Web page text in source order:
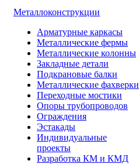
Металлоконструкции
Арматурные каркасы
Металлические фермы
Металлические колонны
Закладные детали
Подкрановые балки
Металлические фахверки
Переходные мостики
Опоры трубопроводов
Ограждения
Эстакады
Индивидуальные
проекты
Разработка КМ и КМД